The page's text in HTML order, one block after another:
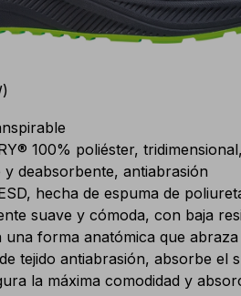
100% poliéster, tridimensional,
deabsorbente, antiabrasión
hecha de espuma de
suave y cómoda, con baja
forma anatómica que
tejido antiabrasión, absorbe el
la máxima comodidad y